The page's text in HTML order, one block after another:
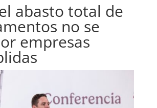
abasto total de
no se
empresas